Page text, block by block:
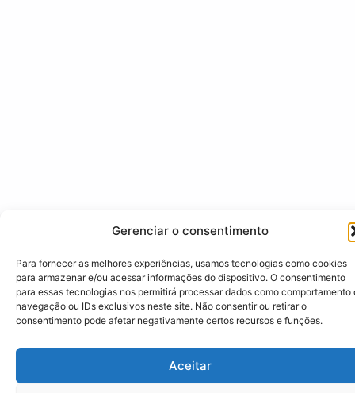
Gerenciar o consentimento
Para fornecer as melhores experiências, usamos tecnologias como cookies
para armazenar e/ou acessar informações do dispositivo. O consentimento
para essas tecnologias nos permitirá processar dados como comportamento
navegação ou IDs exclusivos neste site. Não consentir ou retirar o
consentimento pode afetar negativamente certos recursos e funções.
Aceitar